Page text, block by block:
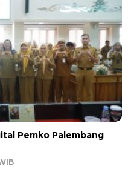
Pemko Palembang